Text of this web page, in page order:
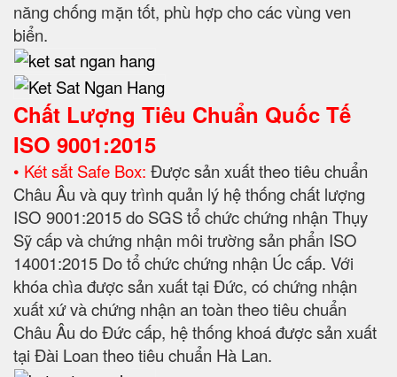
năng chống mặn tốt, phù hợp cho các vùng ven
biển.
Chất Lượng Tiêu Chuẩn Quốc Tế
ISO 9001:2015
• Két sắt Safe Box: Được sản xuất theo tiêu chuẩn
Châu Âu và quy trình quản lý hệ thống chất lượng
ISO 9001:2015 do SGS tổ chức chứng nhận Thụy
Sỹ cấp và chứng nhận môi trường sản phẩn ISO
14001:2015 Do tổ chức chứng nhận Úc cấp. Với
khóa chìa được sản xuất tại Đức, có chứng nhận
xuất xứ và chứng nhận an toàn theo tiêu chuẩn
Châu Âu do Đức cấp, hệ thống khoá được sản xuất
tại Đài Loan theo tiêu chuẩn Hà Lan.